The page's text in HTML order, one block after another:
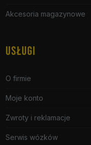
Akcesoria magazynowe
USŁUGI
O firmie
Moje konto
Zwroty i reklamacje
Serwis wózków